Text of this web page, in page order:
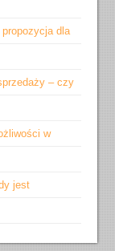
dla
– czy
w
jest